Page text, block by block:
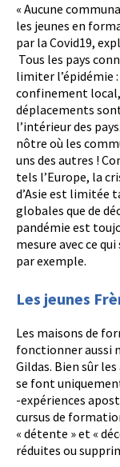
« Aucune
les jeunes en
par la Covid19,
Tous les pays
limiter l’épidémie
confinement
déplacements
l’intérieur des
nôtre où les
uns des autres !
tels l’Europe, la
d’Asie est limitée
globales que de
pandémie est
mesure avec ce
par exemple.
Les jeunes
Les maisons de
fonctionner aussi
Gildas. Bien sûr
se font
-expériences
cursus de
« détente » et «
réduites ou